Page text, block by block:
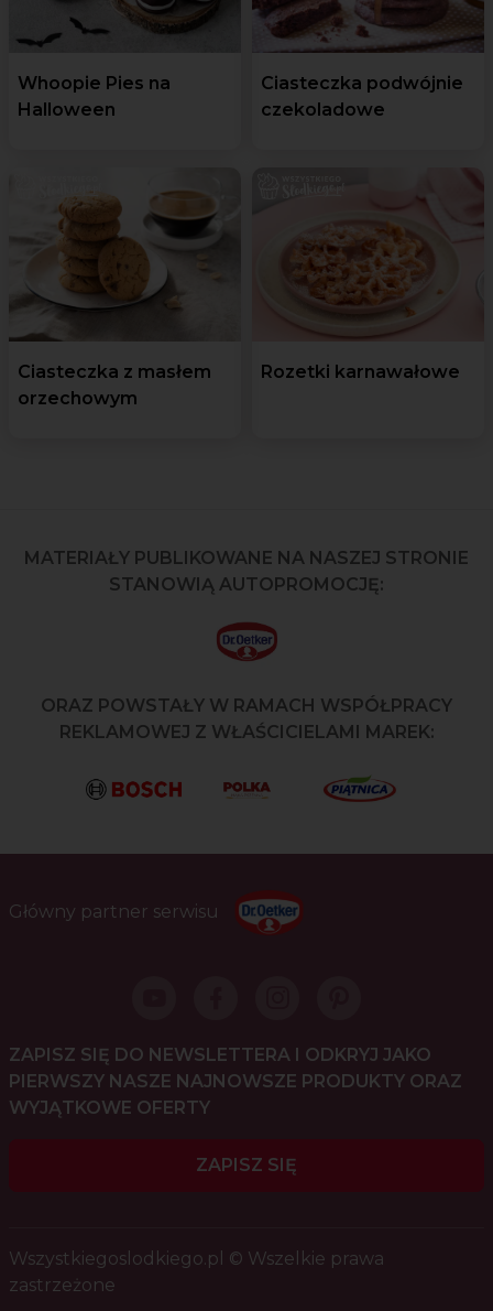
Whoopie Pies na
Halloween
Ciasteczka podwójnie
czekoladowe
Ciasteczka z masłem
orzechowym
Rozetki karnawałowe
MATERIAŁY PUBLIKOWANE NA NASZEJ STRONIE
STANOWIĄ AUTOPROMOCJĘ:
ORAZ POWSTAŁY W RAMACH WSPÓŁPRACY
REKLAMOWEJ Z WŁAŚCICIELAMI MAREK:
Główny partner serwisu
ZAPISZ SIĘ DO NEWSLETTERA I ODKRYJ JAKO
PIERWSZY NASZE NAJNOWSZE PRODUKTY ORAZ
WYJĄTKOWE OFERTY
ZAPISZ SIĘ
Wszystkiegoslodkiego.pl © Wszelkie prawa
zastrzeżone